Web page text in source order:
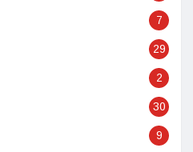
7
29
2
30
9